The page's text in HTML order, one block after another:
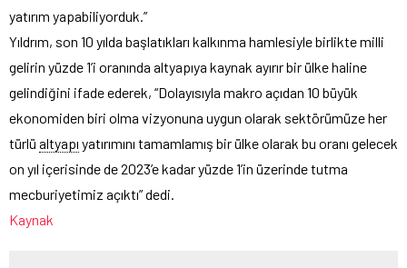
yatırım yapabiliyorduk.”
Yıldrım, son 10 yılda başlatıkları kalkınma hamlesiyle birlikte milli
gelirin yüzde 1’i oranında altyapıya kaynak ayırır bir ülke haline
gelindiğini ifade ederek, “Dolayısıyla makro açıdan 10 büyük
ekonomiden biri olma vizyonuna uygun olarak sektörümüze her
türlü altyapı yatırımını tamamlamış bir ülke olarak bu oranı gelecek
on yıl içerisinde de 2023’e kadar yüzde 1’in üzerinde tutma
mecburiyetimiz açıktı” dedi.
Kaynak